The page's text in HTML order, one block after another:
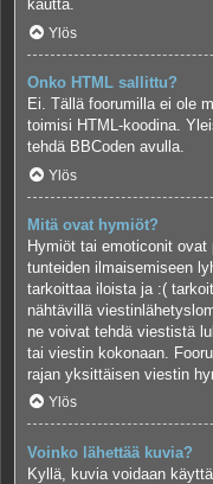
kautta.
Ylös
Onko HTML sallittu?
Ei. Tällä foorumilla ei ole
toimisi HTML-koodina.
tehdä BBCoden avulla.
Ylös
Mitä ovat hymiöt?
Hymiöt tai emoticonit
tunteiden ilmaisemiseen
tarkoittaa iloista ja :(
nähtävillä
ne voivat tehdä viestistä
tai viestin kokonaan.
rajan yksittäisen viestin
Ylös
Voinko lähettää kuvia?
Kyllä, kuvia voidaan